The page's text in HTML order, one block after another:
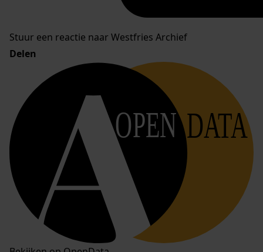
Stuur een reactie naar Westfries Archief
Delen
OPEN DATA